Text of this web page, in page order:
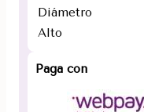
Frasco
de
|
Diámetro
Alto
Paga con